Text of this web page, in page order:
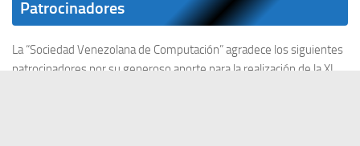
Patrocinadores
La “Sociedad Venezolana de Computación” agradece los siguientes
patrocinadores por su generoso aporte para la realización de la XI